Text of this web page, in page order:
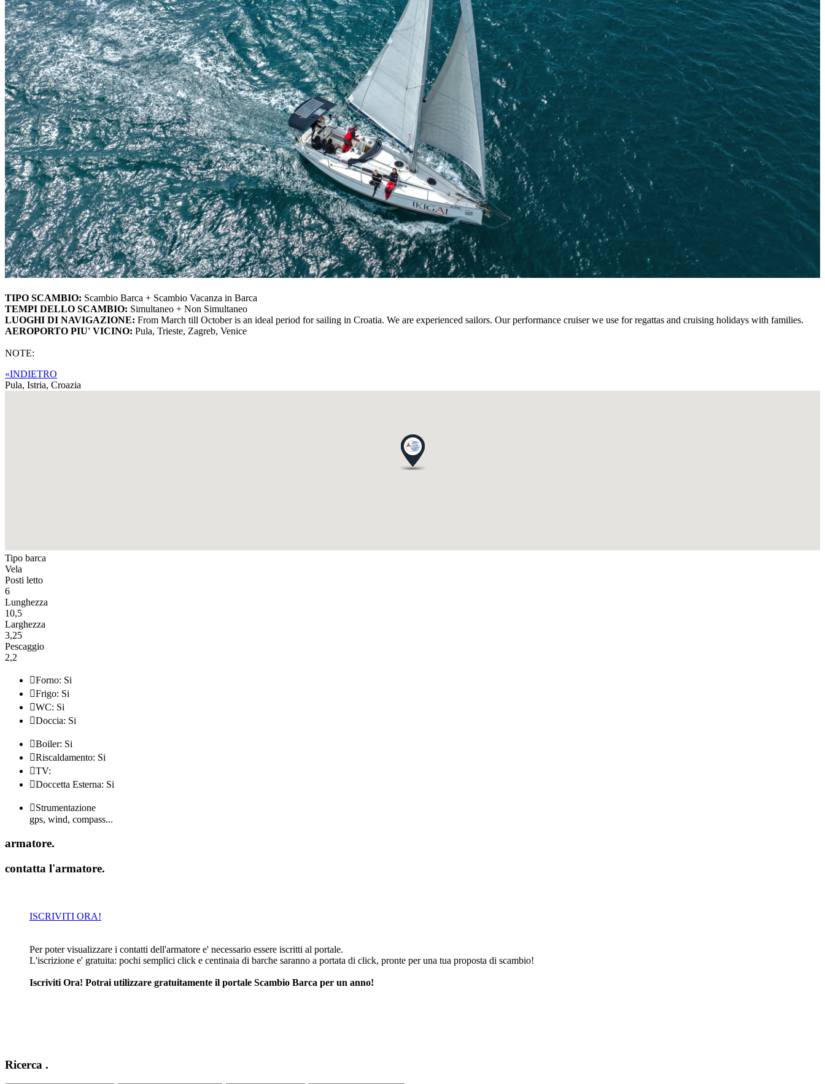
TIPO SCAMBIO: Scambio Barca + Scambio Vacanza in Barca
TEMPI DELLO SCAMBIO: Simultaneo + Non Simultaneo
LUOGHI DI NAVIGAZIONE: From March till October is an ideal period for sailing in Croatia. We are experienced sailors. Our performance cruiser we use for regattas and cruising holidays with families.
AEROPORTO PIU' VICINO: Pula, Trieste, Zagreb, Venice
NOTE:
«INDIETRO
Pula, Istria, Croazia
Tipo barca
Vela
Posti letto
6
Lunghezza
10,5
Larghezza
3,25
Pescaggio
2,2
Forno: Si
Frigo: Si
WC: Si
Doccia: Si
Boiler: Si
Riscaldamento: Si
TV:
Doccetta Esterna: Si
Strumentazione
gps, wind, compass...
armatore.
contatta l'armatore.
ISCRIVITI ORA!
Per poter visualizzare i contatti dell'armatore e' necessario essere iscritti al portale.
L'iscrizione e' gratuita: pochi semplici click e centinaia di barche saranno a portata di click, pronte per una tua proposta di scambio!
Iscriviti Ora! Potrai utilizzare gratuitamente il portale Scambio Barca per un anno!
Ricerca .